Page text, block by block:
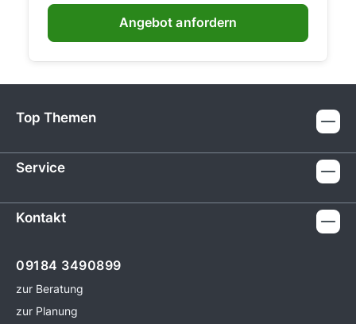
Angebot anfordern
Top Themen
Service
Kontakt
09184 3490899
zur Beratung
zur Planung